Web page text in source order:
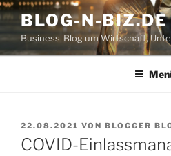
Zum
Inhalt
springen
BLOG-N-BIZ.DE
Business-Blog um Wirtschaft,
VERÖFFENTLICHT
AM
22.08.2021 VON BLOGGER
COVID-